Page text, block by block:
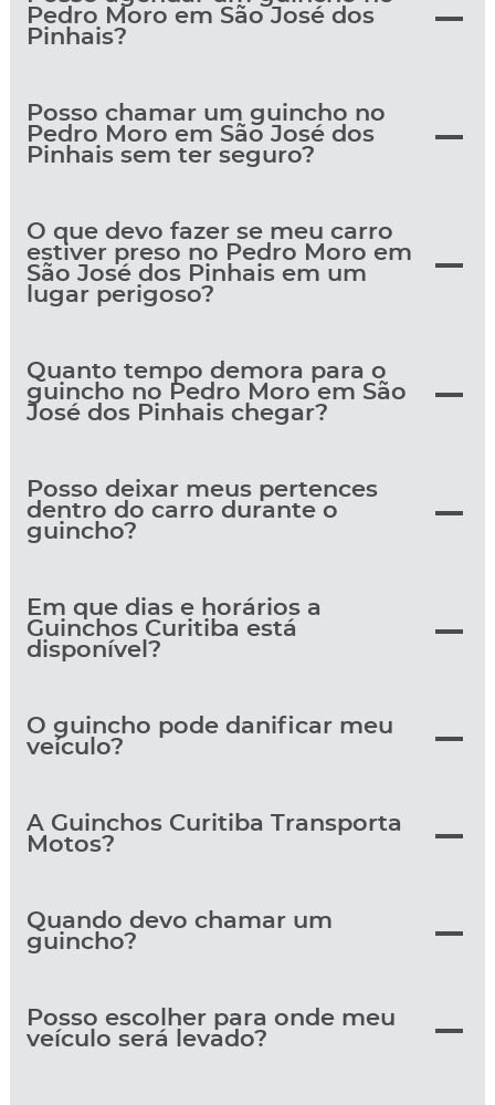
Pedro Moro em São José dos
Pinhais?
Posso chamar um guincho no
Pedro Moro em São José dos
Pinhais sem ter seguro?
O que devo fazer se meu carro
estiver preso no Pedro Moro em
São José dos Pinhais em um
lugar perigoso?
Quanto tempo demora para o
guincho no Pedro Moro em São
José dos Pinhais chegar?
Posso deixar meus pertences
dentro do carro durante o
guincho?
Em que dias e horários a
Guinchos Curitiba está
disponível?
O guincho pode danificar meu
veículo?
A Guinchos Curitiba Transporta
Motos?
Quando devo chamar um
guincho?
Posso escolher para onde meu
veículo será levado?